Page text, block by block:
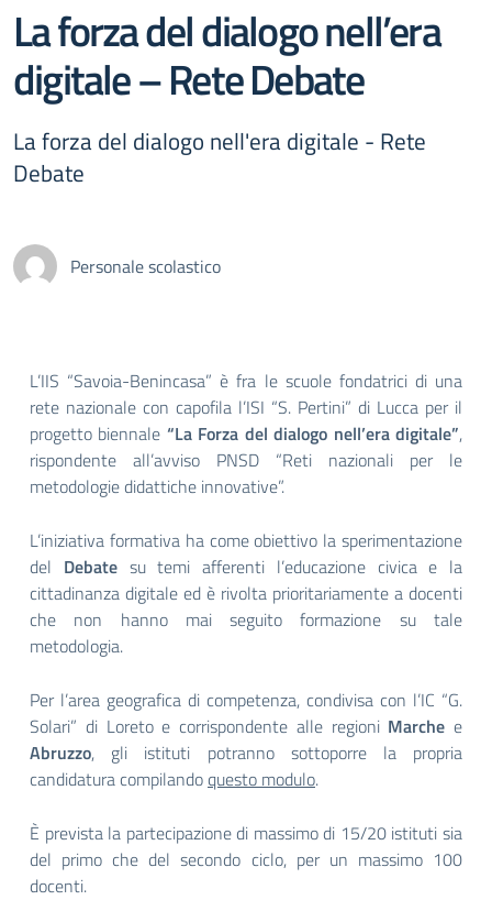
La forza del dialogo nell’era
digitale – Rete Debate
La forza del dialogo nell'era digitale - Rete
Debate
Personale scolastico
L’IIS “Savoia-Benincasa” è fra le scuole fondatrici di una
rete nazionale con capofila l’ISI “S. Pertini” di Lucca per il
progetto biennale “La Forza del dialogo nell’era digitale”,
rispondente all’avviso PNSD “Reti nazionali per le
metodologie didattiche innovative”.
L’iniziativa formativa ha come obiettivo la sperimentazione
del Debatesu temi afferenti l’educazione civica e la
cittadinanza digitale ed è rivolta prioritariamente a docenti
che non hanno mai seguito formazione su tale
metodologia.
Per l’area geografica di competenza, condivisa con l’IC “G.
Solari” di Loreto e corrispondente alle regioni Marche e
Abruzzo, gli istituti potranno sottoporre la propria
candidatura compilandoquesto modulo.
È prevista la partecipazione di massimo di 15/20 istituti sia
del primo che del secondo ciclo, per un massimo 100
docenti.